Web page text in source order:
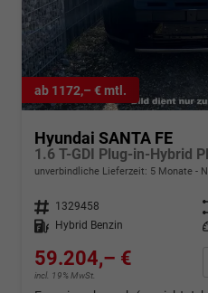
ab 1172,– € mtl.
Hyundai SANTA FE
1.6 T-GDI Plug-in-Hybrid
unverbindliche Lieferzeit: 5 Monate
Fahrzeugnr. 1329458
Kraftstoff
Hybrid Benzin
59.204,– €
incl. 19% MwSt.